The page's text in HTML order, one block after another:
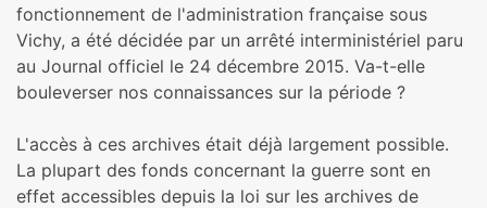
fonctionnement de l'administration française sous
Vichy, a été décidée par un arrêté interministériel paru
au Journal officiel le 24 décembre 2015. Va-t-elle
bouleverser nos connaissances sur la période ?
L'accès à ces archives était déjà largement possible.
La plupart des fonds concernant la guerre sont en
effet accessibles depuis la loi sur les archives de